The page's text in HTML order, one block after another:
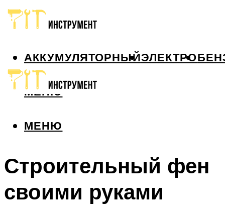
АККУМУЛЯТОРНЫЙЭЛЕКТРО
МЕНЮ
МЕНЮ
Строительный фен
своими руками